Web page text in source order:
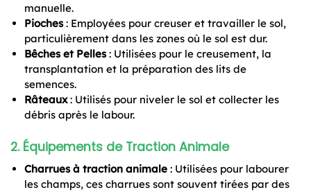
manuelle.
Pioches: Employées pour creuser et travailler le sol,
particulièrement dans les zones où le sol est dur.
Bêches et Pelles: Utilisées pour le creusement, la
transplantation et la préparation des lits de
semences.
Râteaux: Utilisés pour niveler le sol et collecter les
débris après le labour.
2. Équipements de Traction Animale
Charrues à traction animale : Utilisées pour labourer
les champs, ces charrues sont souvent tirées par des